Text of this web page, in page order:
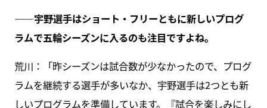
――宇野選手はショート・フリーともに新しいプログ
ラムで五輪シーズンに入るのも注目ですよね。
荒川：「昨シーズンは試合数が少なかったので、プログ
ラムを継続する選手が多いなか、宇野選手は2つとも新
しいプログラムを準備しています。『試合を楽しみにし